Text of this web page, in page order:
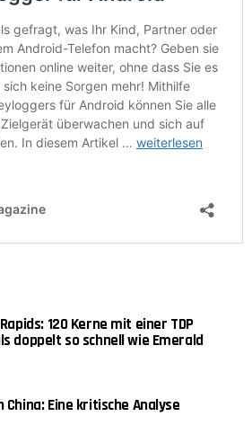
120 Kerne mit einer TDP
doppelt so schnell wie Emerald
Eine kritische Analyse